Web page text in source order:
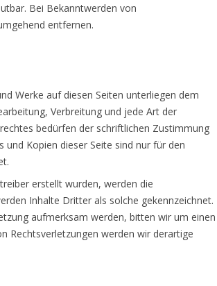
Bei Bekanntwerden von
entfernen.
Werke auf diesen Seiten unterliegen dem
Verbreitung und jede Art der
bedürfen der schriftlichen Zustimmung
Kopien dieser Seite sind nur für den
erstellt wurden, werden die
Inhalte Dritter als solche gekennzeichnet.
aufmerksam werden, bitten wir um einen
Rechtsverletzungen werden wir derartige